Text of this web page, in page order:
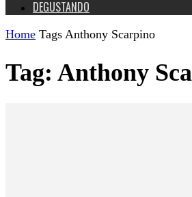
DEGUSTANDO
Home Tags Anthony Scarpino
Tag: Anthony